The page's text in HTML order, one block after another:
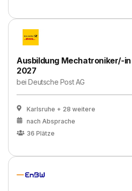
Ausbildung Mechatroniker/-
2027
beiDeutsche Post AG
Karlsruhe + 28 weitere
nach Absprache
36 Plätze